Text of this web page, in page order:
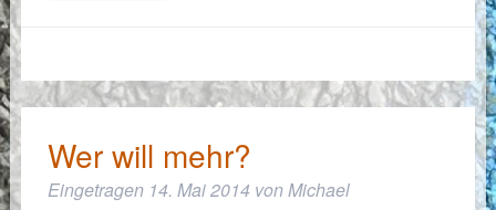
Wer will mehr?
Eingetragen 14. Mai 2014 vonMichael